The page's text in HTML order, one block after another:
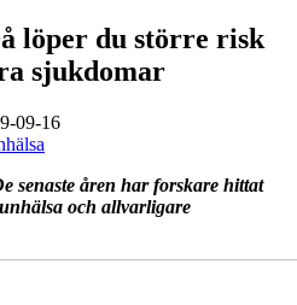
löper du större risk
sjukdomar
09-16
senaste åren har forskare hittat
och allvarligare